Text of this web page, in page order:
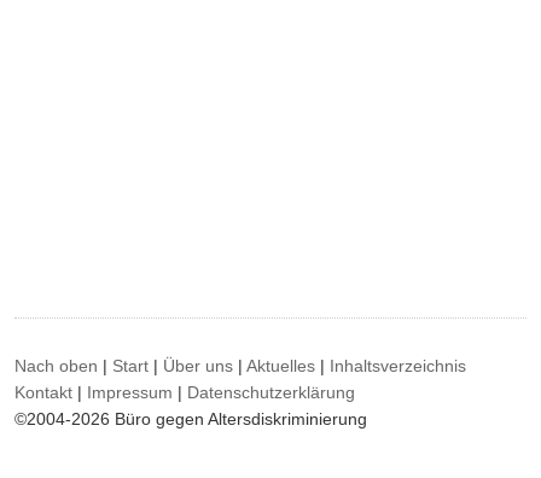
Nach oben | Start | Über uns |Aktuelles | Inhaltsverzeichnis
Kontakt | Impressum | Datenschutzerklärung
©2004-2026 Büro gegen Altersdiskriminierung